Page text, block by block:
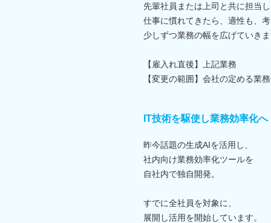
先輩社員または上司と共に担当
仕事に慣れてきたら、適性も、
少しずつ業務の幅を広げていき
【雇入れ直後】上記業務
【変更の範囲】会社の定める業
IT技術を駆使し業務効率化へ
昨今話題の生成AIを活用し、
社内向け業務効率化ツールを
自社内で独自開発。
すでに全社員を対象に、
展開し活用を開始しています。